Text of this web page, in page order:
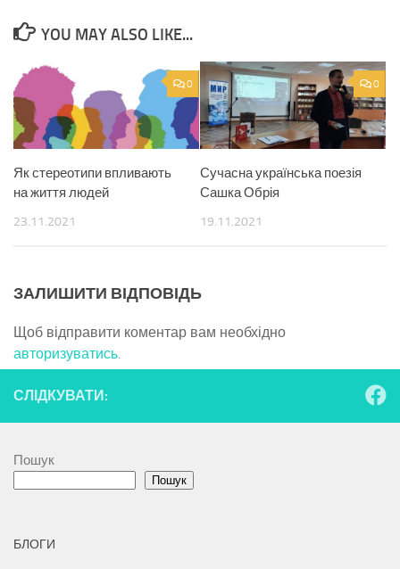
YOU MAY ALSO LIKE...
0
Як стереотипи впливають
на життя людей
23.11.2021
0
Сучасна українська поезія
Сашка Обрія
19.11.2021
ЗАЛИШИТИ ВІДПОВІДЬ
Щоб відправити коментар вам необхідно
авторизуватись
СЛІДКУВАТИ:
Пошук
Пошук
БЛОГИ